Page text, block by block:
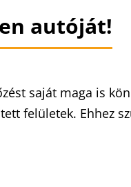
autóját!
saját maga is
felületek. Ehhez